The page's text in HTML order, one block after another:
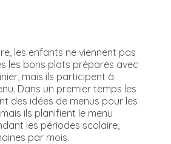
les enfants ne viennent pas
les bons plats préparés avec
mais ils participent à
Dans un premier temps les
des idées de menus pour les
ils planifient le menu
les périodes scolaire,
par mois.